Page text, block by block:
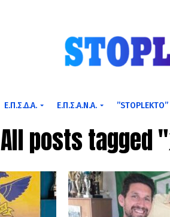
Ε.Π.Σ.Δ.Α. Ε.Π.Σ.Α.Ν.Α.
All posts